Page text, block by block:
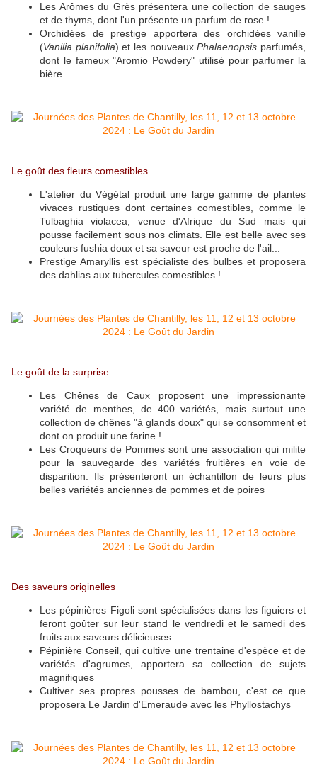
Les Arômes du Grès présentera une collection de sauges
et de thyms, dont l'un présente un parfum de rose !
Orchidées de prestige apportera des orchidées vanille
(Vanilia planifolia) et les nouveauxPhalaenopsis parfumés,
dont le fameux "Aromio Powdery" utilisé pour parfumer la
bière
Le goût des fleurs comestibles
L'atelier du Végétal produit une large gamme de plantes
vivaces rustiques dont certaines comestibles, comme le
Tulbaghia violacea, venue d'Afrique du Sud mais qui
pousse facilement sous nos climats. Elle est belle avec ses
couleurs fushia doux et sa saveur est proche de l'ail...
Prestige Amaryllis est spécialiste des bulbes et proposera
des dahlias aux tubercules comestibles !
Le goût de la surprise
Les Chênes de Caux proposent une impressionante
variété de menthes, de 400 variétés, mais surtout une
collection de chênes "à glands doux" qui se consomment et
dont on produit une farine !
Les Croqueurs de Pommes sont une association qui milite
pour la sauvegarde des variétés fruitières en voie de
disparition. Ils présenteront un échantillon de leurs plus
belles variétés anciennes de pommes et de poires
Des saveurs originelles
Les pépinières Figoli sont spécialisées dans les figuiers et
feront goûter sur leur stand le vendredi et le samedi des
fruits aux saveurs délicieuses
Pépinière Conseil, qui cultive une trentaine d'espèce et de
variétés d'agrumes, apportera sa collection de sujets
magnifiques
Cultiver ses propres pousses de bambou, c'est ce que
proposera Le Jardin d'Emeraude avec les Phyllostachys